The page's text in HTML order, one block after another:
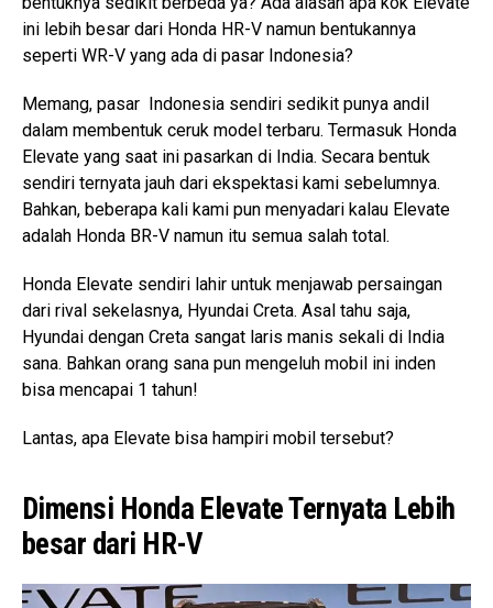
ini lebih besar dari Honda HR-V namun bentukannya
seperti WR-V yang ada di pasar Indonesia?
Memang, pasar Indonesia sendiri sedikit punya andil
dalam membentuk ceruk model terbaru. Termasuk Honda
Elevate yang saat ini pasarkan di India. Secara bentuk
sendiri ternyata jauh dari ekspektasi kami sebelumnya.
Bahkan, beberapa kali kami pun menyadari kalau Elevate
adalah Honda BR-V namun itu semua salah total.
Honda Elevate sendiri lahir untuk menjawab persaingan
dari rival sekelasnya, Hyundai Creta. Asal tahu saja,
Hyundai dengan Creta sangat laris manis sekali di India
sana. Bahkan orang sana pun mengeluh mobil ini inden
bisa mencapai 1 tahun!
Lantas, apa Elevate bisa hampiri mobil tersebut?
Dimensi Honda Elevate Ternyata Lebih
besar dari HR-V